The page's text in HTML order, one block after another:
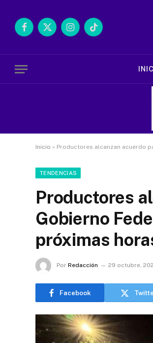
Facebook
X
InstagramTikTok
Inicio » Productores alcanzan acuerdo
TENDENCIAS
Productores
Gobierno
próximas
Por Redacción 29 octubre,
Facebook